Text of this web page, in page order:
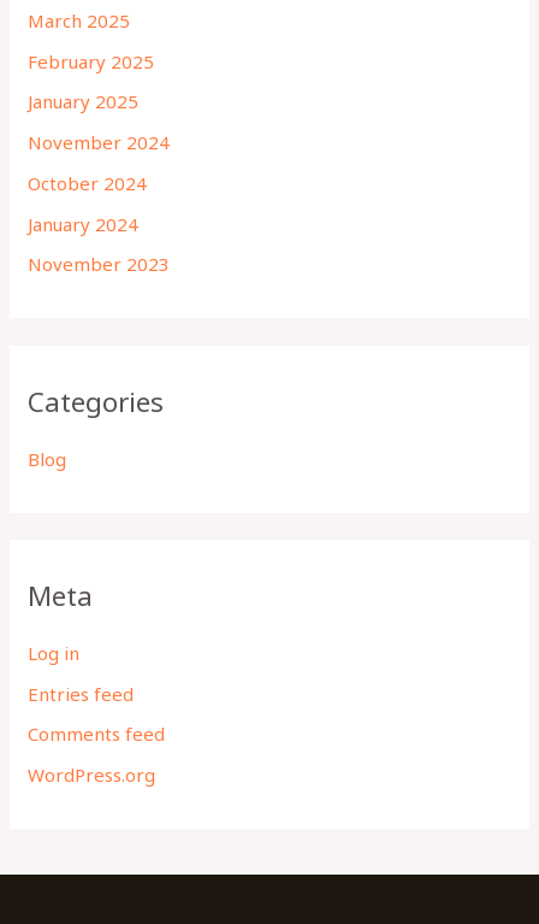
March 2025
February 2025
January 2025
November 2024
October 2024
January 2024
November 2023
Categories
Blog
Meta
Log in
Entries feed
Comments feed
WordPress.org